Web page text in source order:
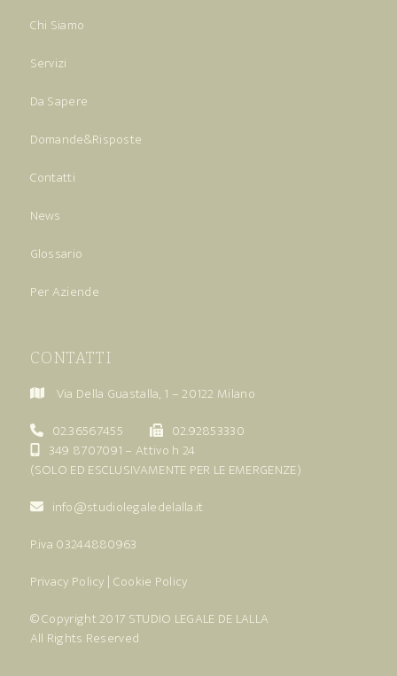
Chi Siamo
Servizi
Da Sapere
Domande&Risposte
Contatti
News
Glossario
Per Aziende
CONTATTI
Via Della Guastalla, 1 – 20122 Milano
02.36567455
02.92853330
349 8707091 – Attivo h 24
(SOLO ED ESCLUSIVAMENTE PER LE EMERGENZE)
info@studiolegaledelalla.it
P.iva 03244880963
Privacy Policy | Cookie Policy
© Copyright 2017 STUDIO LEGALE DE LALLA
All Rights Reserved